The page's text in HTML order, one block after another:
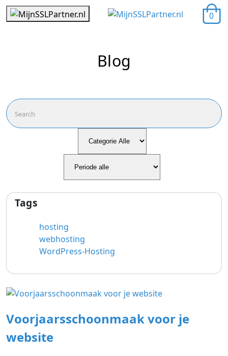
0
Blog
Tags
hosting
webhosting
WordPress-Hosting
Voorjaarsschoonmaak voor je
website